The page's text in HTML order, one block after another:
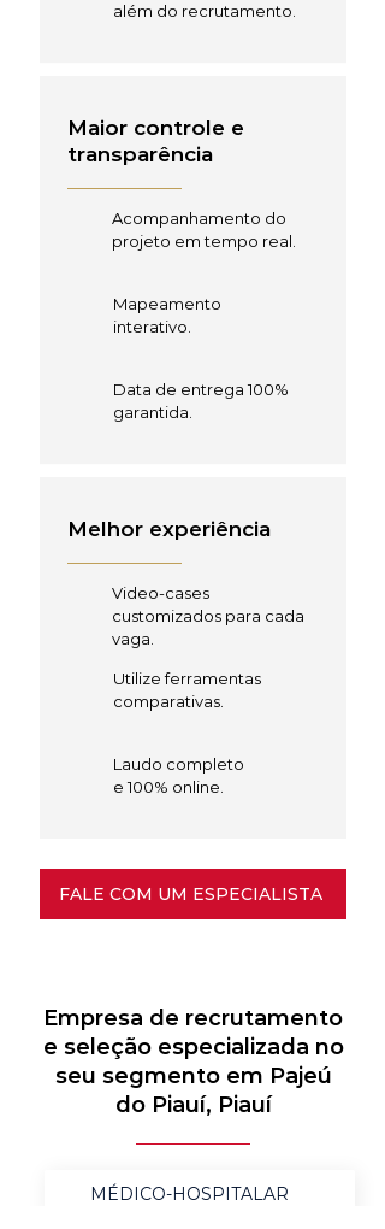
além do recrutamento.
Maior controle e
transparência
Acompanhamento do
projeto em tempo real.
Mapeamento
interativo.
Data de entrega 100%
garantida.
Melhor experiência
Video-cases
customizados para cada
vaga.
Utilize ferramentas
comparativas.
Laudo completo
e 100% online.
FALE COM UM ESPECIALISTA
Empresa de recrutamento
e seleção especializada no
seu segmento em Pajeú
do Piauí, Piauí
MÉDICO-HOSPITALAR